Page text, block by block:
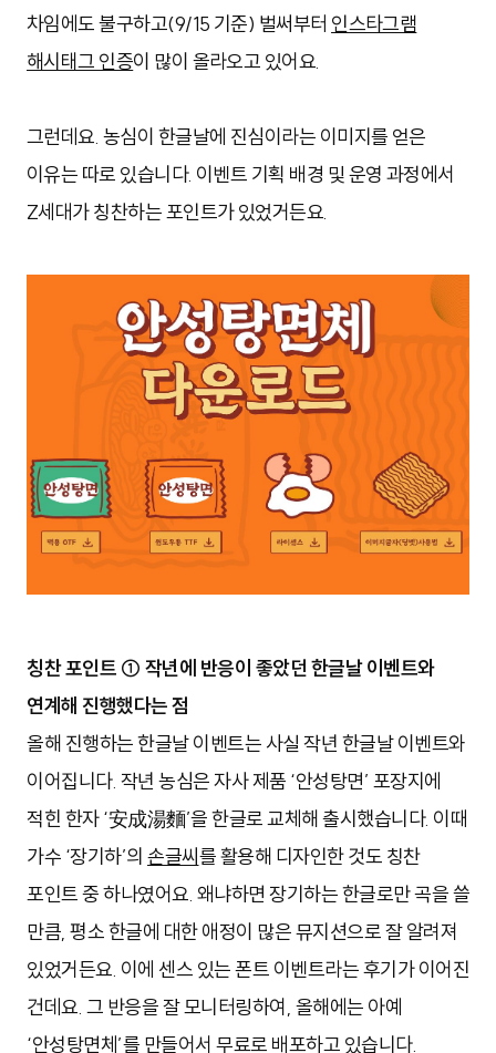
차임에도 불구하고(9/15 기준) 벌써부터 인스타그램
해시태그 인증이 많이 올라오고 있어요.
그런데요. 농심이 한글날에 진심이라는 이미지를 얻은
이유는 따로 있습니다. 이벤트 기획 배경 및 운영 과정에서
Z세대가 칭찬하는 포인트가 있었거든요.
칭찬 포인트 ① 작년에 반응이 좋았던 한글날 이벤트와
연계해 진행했다는 점
올해 진행하는 한글날 이벤트는 사실 작년 한글날 이벤트와
이어집니다. 작년 농심은 자사 제품 ‘안성탕면’ 포장지에
적힌 한자 ‘安成湯麵’을 한글로 교체해 출시했습니다. 이때
가수 ‘장기하’의 손글씨를 활용해 디자인한 것도 칭찬
포인트 중 하나였어요. 왜냐하면 장기하는 한글로만 곡을 쓸
만큼, 평소 한글에 대한 애정이 많은 뮤지션으로 잘 알려져
있었거든요. 이에 센스 있는 폰트 이벤트라는 후기가 이어진
건데요. 그 반응을 잘 모니터링하여, 올해에는 아예
‘안성탕면체’를 만들어서 무료로 배포하고 있습니다.